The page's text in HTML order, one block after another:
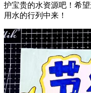
护宝贵的水资源吧！希
用水的行列中来！